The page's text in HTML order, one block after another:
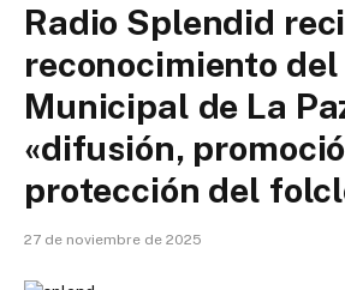
Radio Splendid
reconocimiento del
Municipal de La
«difusión,
protección del
27 de noviembre de 2025